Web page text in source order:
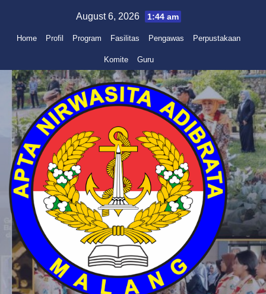
content
August 6, 2026 1:44 am
Home Profil Program Fasilitas Pengawas Perpustakaan
Komite Guru